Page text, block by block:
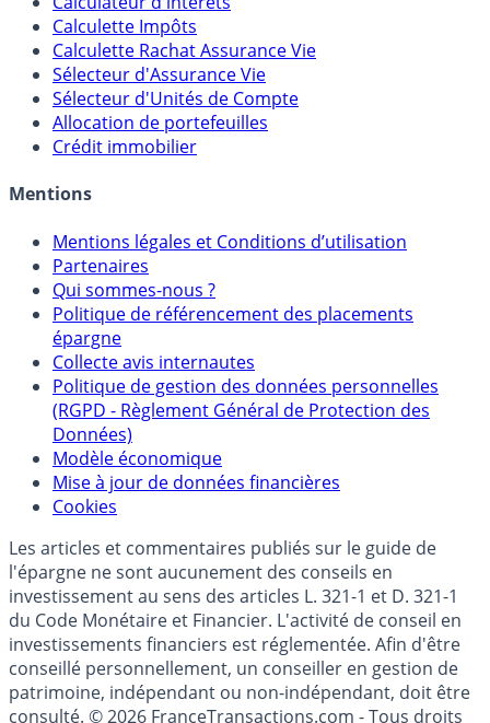
Calculateur d'intérêts
Calculette Impôts
Calculette Rachat Assurance Vie
Sélecteur d'Assurance Vie
Sélecteur d'Unités de Compte
Crédit immobilier
Mentions
Mentions légales et Conditions d’utilisation
Partenaires
Qui sommes-nous ?
Politique de référencement des placements
épargne
Collecte avis internautes
Politique de gestion des données personnelles
(RGPD - Règlement Général de Protection des
Données)
Modèle économique
Cookies
Les articles et commentaires publiés sur le guide de
l'épargne ne sont aucunement des conseils en
investissement au sens des articles L. 321-1 et D. 321-1
du Code Monétaire et Financier. L'activité de conseil en
investissements financiers est réglementée. Afin d'être
conseillé personnellement, un conseiller en gestion de